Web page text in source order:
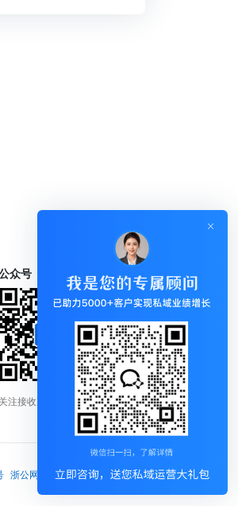
众号
关注接收更新通知
浙公网安备33018302001837号